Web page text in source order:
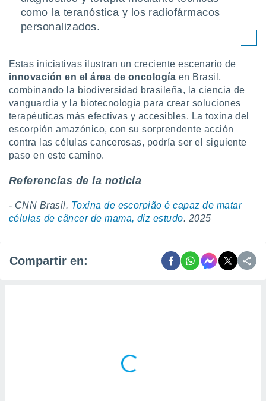
como la teranóstica y los radiofármacos
personalizados.
Estas iniciativas ilustran un creciente escenario de
innovación en el área de oncología en Brasil,
combinando la biodiversidad brasileña, la ciencia de
vanguardia y la biotecnología para crear soluciones
terapéuticas más efectivas y accesibles. La toxina del
escorpión amazónico, con su sorprendente acción
contra las células cancerosas, podría ser el siguiente
paso en este camino.
Referencias de la noticia
- CNN Brasil. Toxina de escorpião é capaz de matar
células de câncer de mama, diz estudo. 2025
Compartir en: